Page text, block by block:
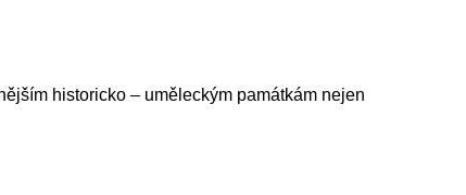
historicko – uměleckým památkám nejen